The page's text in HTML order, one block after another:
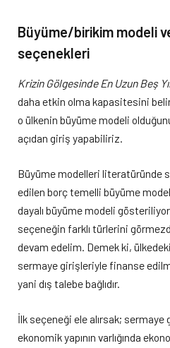
Büyüme/birikim modeli
seçenekleri
Krizin Gölgesinde En Uzun Beş
daha etkin olma kapasitesini
o ülkenin büyüme modeli
açıdan giriş yapabiliriz.
Büyüme modelleri literatüründe
edilen borç temelli büyüme
dayalı büyüme modeli
seçeneğin farklı türlerini
devam edelim. Demek ki,
sermaye girişleriyle finanse
yani dış talebe bağlıdır.
İlk seçeneği ele alırsak; sermaye
ekonomik yapının varlığında